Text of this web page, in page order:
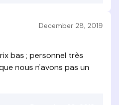
December 28, 2019
bas ; personnel très
nous n'avons pas un